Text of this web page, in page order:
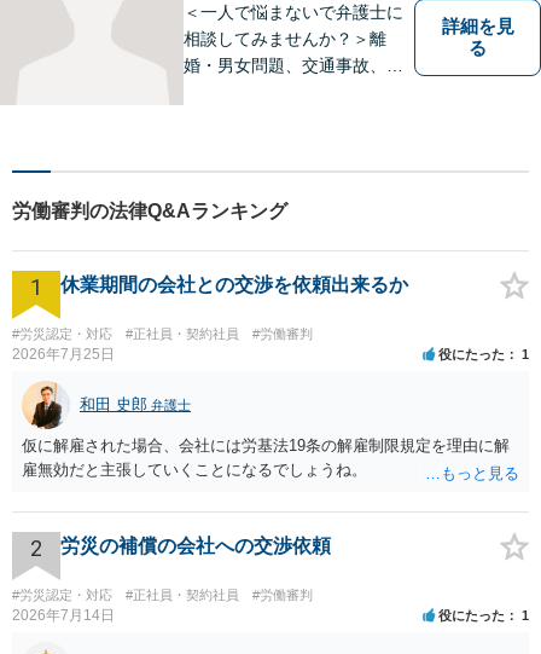
＜一人で悩まないで弁護士に
相談してみませんか？＞離
婚・男女問題、交通事故、刑
い。
詳細を見
る
労働審判の法律Q&Aランキング
1 休業期間の会社との交渉を依頼出来るか
#労災認定・対応 #正社員・契約社員 #労働審判
2026年7月25日 役にたった 1
和田 史郎 弁護士
仮に解雇された場合、会社には労基法19条の解雇制限規定を理由に解
雇無効だと主張していくことになるでしょうね。
2 労災の補償の会社への交渉依頼
#労災認定・対応 #正社員・契約社員 #労働審判
2026年7月14日 役にたった 1